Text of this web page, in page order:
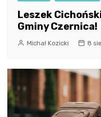
Leszek
Gminy Czernica!
Michał Kozicki 8